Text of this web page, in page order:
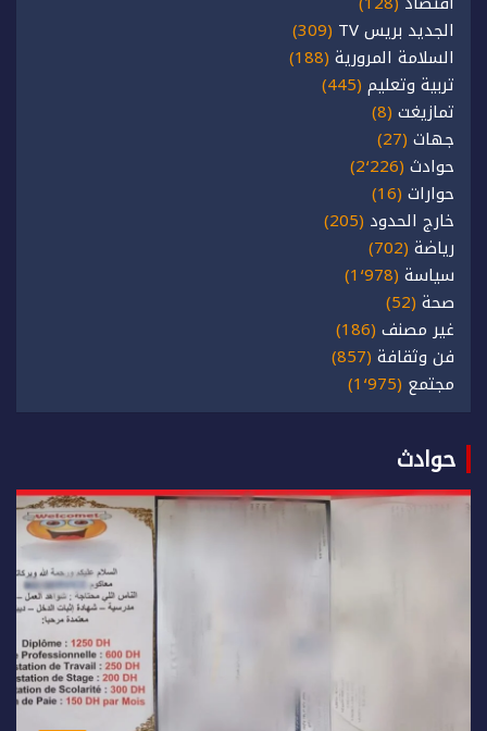
الجديد بريس TV
(309)
السلامة المرورية (188)
تربية وتعليم (445)
تمازيغت (8)
جهات (27)
حوادث (2٬226)
حوارات (16)
خارج الحدود (205)
رياضة (702)
سياسة (1٬978)
صحة (52)
غير مصنف (186)
فن وثقافة (857)
مجتمع (1٬975)
حوادث